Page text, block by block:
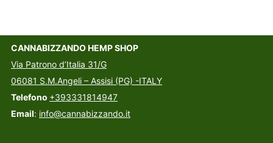
CANNABIZZANDO HEMP SHOP
Via Patrono d’Italia 31/G
06081 S.M.Angeli – Assisi (PG) -ITALY
Telefono +393331814947
Email: info@cannabizzando.it